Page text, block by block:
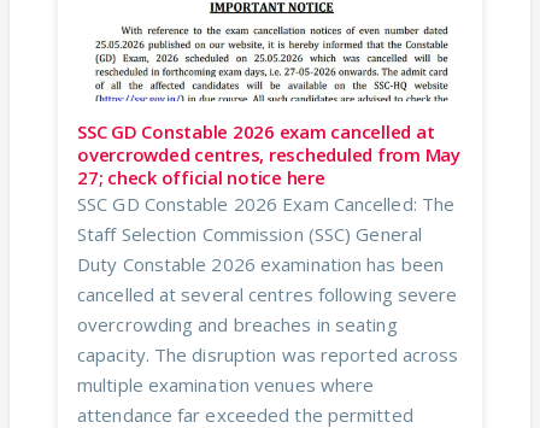
SSC GD Constable 2026 exam cancelled at
overcrowded centres, rescheduled from May
27; check official notice here
SSC GD Constable 2026 Exam Cancelled: The
Staff Selection Commission (SSC) General
Duty Constable 2026 examination has been
cancelled at several centres following severe
overcrowding and breaches in seating
capacity. The disruption was reported across
multiple examination venues where
attendance far exceeded the permitted